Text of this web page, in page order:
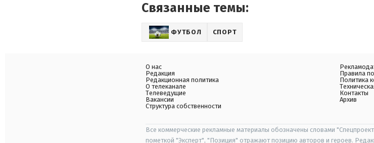
Связанные темы:
ФУТБОЛ СПОРТ
О нас
Редакция
Редакционная политика
О телеканале
Телеведущие
Вакансии
Структура собственности
Правила
Политика
Контакты
Архив
Все коммерческие рекламные материалы обозначены словами
пометкой "Эксперт", "Позиция" отражают позицию авторов и героев.